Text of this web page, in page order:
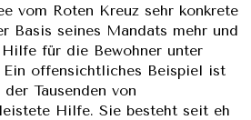
vom Roten Kreuz sehr konkrete
Basis seines Mandats mehr und
für die Bewohner unter
Ein offensichtliches Beispiel ist
Tausenden von
Hilfe. Sie besteht seit eh